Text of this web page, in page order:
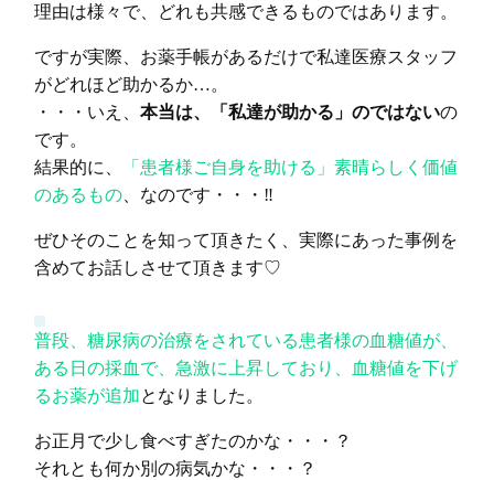
理由は様々で、どれも共感できるものではあります。
ですが実際、お薬手帳があるだけで私達医療スタッフ
がどれほど助かるか…。
・・・いえ、 本当は、「私達が助かる」のではないの
です。
結果的に、
「患者様ご自身を助ける」素晴らしく価値
のあるもの 、なのです・・・‼
ぜひそのことを知って頂きたく、実際にあった事例を
含めてお話しさせて頂きます♡
普段、糖尿病の治療をされている患者様の血糖値が、
ある日の採血で、急激に上昇しており、血糖値を下げ
るお薬が追加となりました。
お正月で少し食べすぎたのかな・・・？
それとも何か別の病気かな・・・？